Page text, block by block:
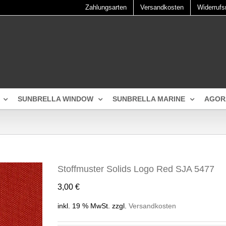
Zahlungsarten Versandkosten
SUNBRELLA WINDOW SUNBRELLA MARINE
Stoffmuster Solids Logo Red SJA 5477
3,00 €
inkl. 19 % MwSt. zzgl. Versandkosten